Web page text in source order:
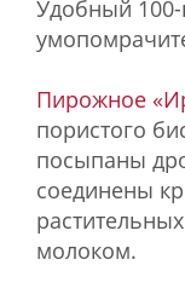
Удобный
Пирожное
пористого
посыпаны
соединены
молоком.